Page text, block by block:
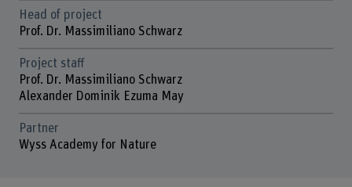
Head of project
Prof. Dr. Massimiliano Schwarz
Project staff
Prof. Dr. Massimiliano Schwarz
Alexander Dominik Ezuma May
Partner
Wyss Academy for Nature